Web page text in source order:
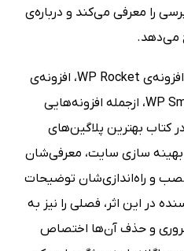
را معرفی می‌کند و درباره‌ی
می‌دهد.
افزونه‌های W3 Total Cache، افزونه‌ی WP Rocket، افزونه‌ی
BJ Lazy Load و افزونه‌ی WP Smush، ازجمله افزونه‌هایی
بهترین پلاگین‌های
سازی سایت، معرفی‌شان
نصب و راه‌‌اندازی‌شان توضیحات
در این اثر، فصلی را نیز به
و حذف آن‌ها اختصاص